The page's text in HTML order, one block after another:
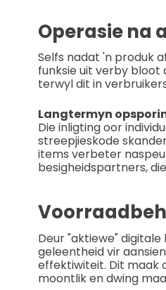
Operasie na
Selfs nadat 'n produk
funksie uit verby bloot
terwyl dit in
Langtermyn
Die inligting oor
streepjieskode
items verbeter
besigheidspartners,
Deur "aktiewe"
geleentheid vir
effektiwiteit. Dit maak
moontlik en dwing